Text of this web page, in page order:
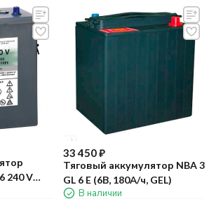
240 V
33 450₽
Тяговый аккумулятор NBA 3
GL 6 E (6В, 180А/ч, GEL)
В наличии